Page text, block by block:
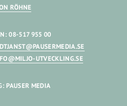
RÖHNE
08-517 955 00
UTVECKLING.SE
PAUSER MEDIA